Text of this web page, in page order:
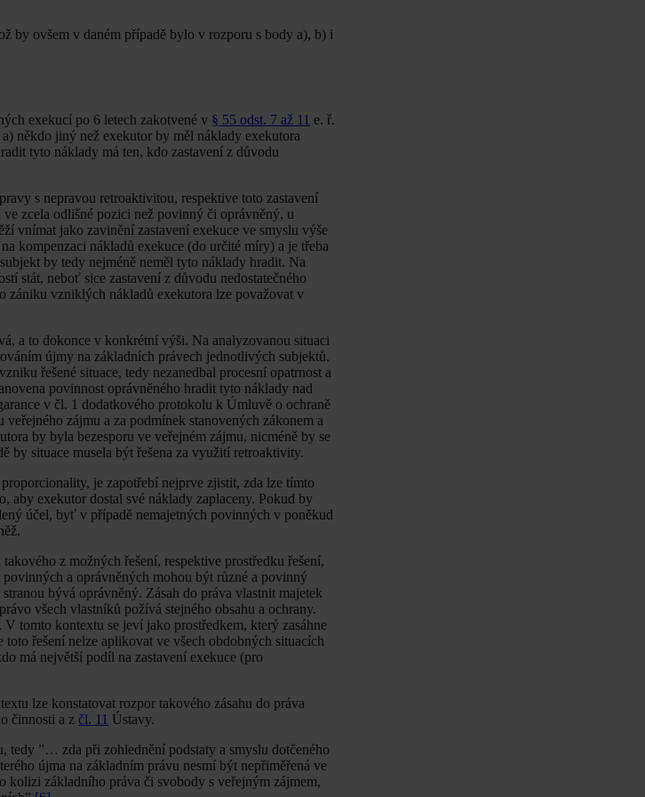
by ovšem v daném případě bylo v rozporu s body a), b) i
exekucí po 6 letech zakotvené v § 55 odst. 7 až 11 e. ř.
někdo jiný než exekutor by měl náklady exekutora
tyto náklady má ten, kdo zastavení z důvodu
s nepravou retroaktivitou, respektive toto zastavení
zcela odlišné pozici než povinný či oprávněný, u
vnímat jako zavinění zastavení exekuce ve smyslu výše
kompenzaci nákladů exekuce (do určité míry) a je třeba
by tedy nejméně neměl tyto náklady hradit. Na
stát, neboť sice zastavení z důvodu nedostatečného
zániku vzniklých nákladů exekutora lze považovat v
a to dokonce v konkrétní výši. Na analyzovanou situaci
újmy na základních právech jednotlivých subjektů.
řešené situace, tedy nezanedbal procesní opatrnost a
povinnost oprávněného hradit tyto náklady nad
v čl. 1 dodatkového protokolu k Úmluvě o ochraně
zájmu a za podmínek stanovených zákonem a
by byla bezesporu ve veřejném zájmu, nicméně by se
by situace musela být řešena za využití retroaktivity.
je zapotřebí nejprve zjistit, zda lze tímto
aby exekutor dostal své náklady zaplaceny. Pokud by
účel, byť v případě nemajetných povinných v poněkud
z možných řešení, respektive prostředku řešení,
a oprávněných mohou být různé a povinný
bývá oprávněný. Zásah do práva vlastnit majetek
všech vlastníků požívá stejného obsahu a ochrany.
tomto kontextu se jeví jako prostředkem, který zasáhne
řešení nelze aplikovat ve všech obdobných situacích
má největší podíl na zastavení exekuce (pro
lze konstatovat rozpor takového zásahu do práva
činnosti a z čl. 11 Ústavy.
”… zda při zohlednění podstaty a smyslu dotčeného
újma na základním právu nesmí být nepřiměřená ve
kolizi základního práva či svobody s veřejným zájmem,